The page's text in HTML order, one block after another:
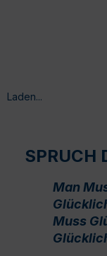
Laden...
SPRUCH
Man
Muss